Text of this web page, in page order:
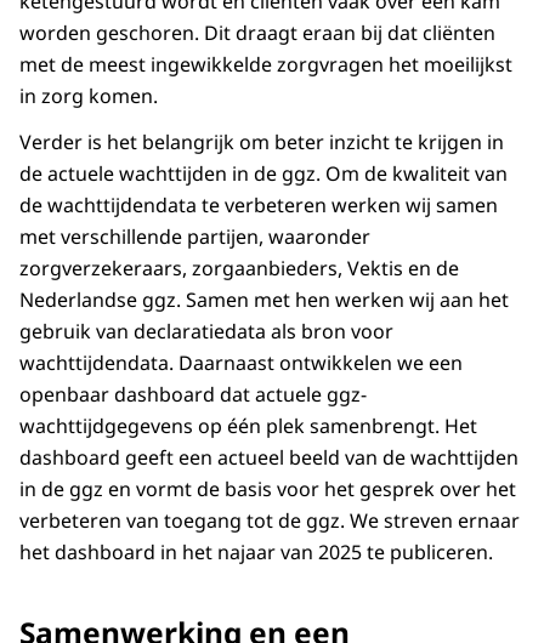
worden geschoren. Dit draagt eraan bij dat cliënten
met de meest ingewikkelde zorgvragen het moeilijkst
in zorg komen.
Verder is het belangrijk om beter inzicht te krijgen in
de actuele wachttijden in de ggz. Om de kwaliteit van
de wachttijdendata te verbeteren werken wij samen
met verschillende partijen, waaronder
zorgverzekeraars, zorgaanbieders, Vektis en de
Nederlandse ggz. Samen met hen werken wij aan het
gebruik van declaratiedata als bron voor
wachttijdendata. Daarnaast ontwikkelen we een
openbaar dashboard dat actuele ggz-
wachttijdgegevens op één plek samenbrengt. Het
dashboard geeft een actueel beeld van de wachttijden
in de ggz en vormt de basis voor het gesprek over het
verbeteren van toegang tot de ggz. We streven ernaar
het dashboard in het najaar van 2025 te publiceren.
Samenwerking en een